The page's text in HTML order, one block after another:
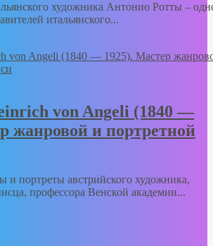
художника Антонио Ротты –
итальянского...
von Angeli (1840 —
жанровой и портретной
портреты австрийского художника,
профессора Венской академии...